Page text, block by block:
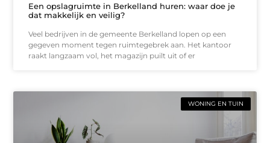
Een opslagruimte in Berkelland huren: waar doe je
dat makkelijk en veilig?
Veel bedrijven in de gemeente Berkelland lopen op een
gegeven moment tegen ruimtegebrek aan. Het kantoor
raakt langzaam vol, het magazijn puilt uit of er
WONING EN TUIN